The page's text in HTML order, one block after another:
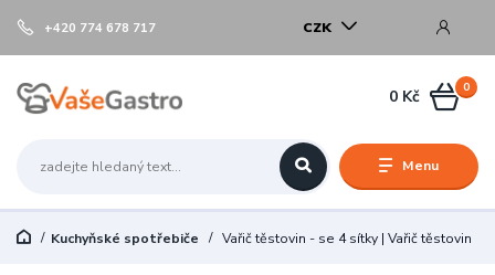
Menu
CZK
+420 774 678 717
0
0 Kč
Kuchyňské spotřebiče Vařič těstovin - se 4 sítky | Vařič těstovin